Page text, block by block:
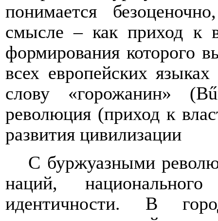
понимается
смысле – как приход к
формирования которого
всех европейских
слову «горожанин» (Bű
революция (приход к
развития цивилизации
С буржуазными
наций, национального
идентичности. В